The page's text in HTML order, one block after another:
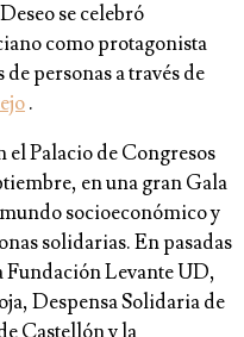
se celebró
como protagonista
personas a través de
.
el Palacio de Congresos
en una gran Gala
socioeconómico y
solidarias. En pasadas
Fundación Levante UD,
Despensa Solidaria de